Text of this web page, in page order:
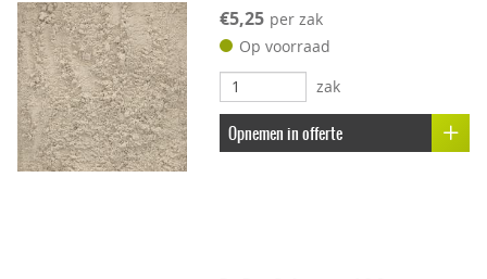
Lichtgewicht
Onderhoudsvriendelijk
€5,25 per zak
Op voorraad
zak
Opnemen in offerte